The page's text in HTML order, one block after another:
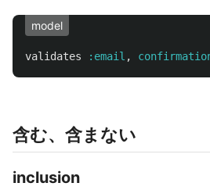
model
validates :email ,
含む、含まない
inclusion